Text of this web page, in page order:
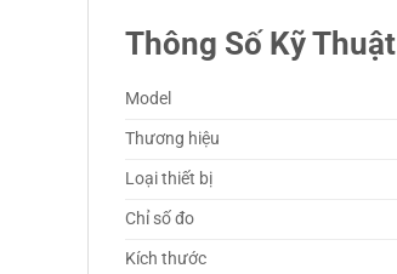
Thông Số Kỹ Thuật
Model
Thương hiệu
Loại thiết bị
Chỉ số đo
Kích thước